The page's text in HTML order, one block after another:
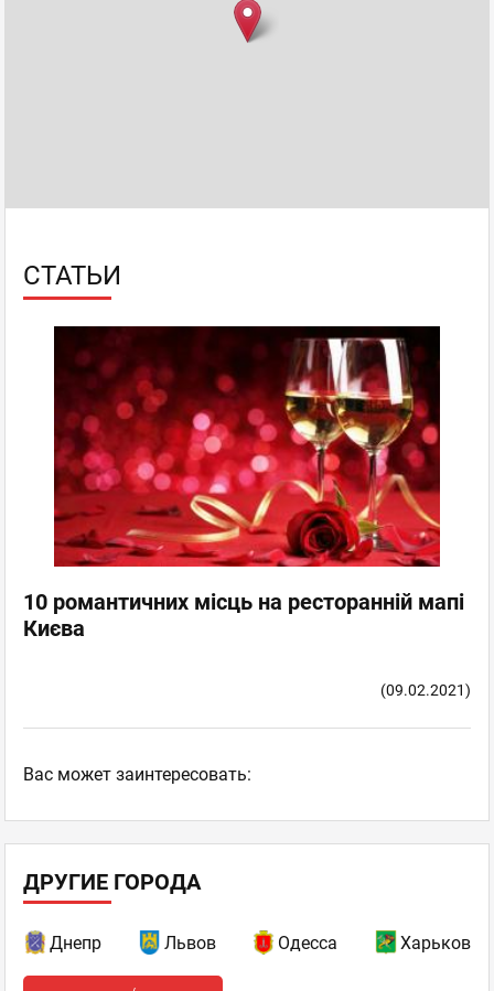
СТАТЬИ
10 романтичних місць на ресторанній мапі
Києва
(09.02.2021)
Ваc может заинтересовать:
ДРУГИЕ ГОРОДА
Днепр Львов Одесса Харьков